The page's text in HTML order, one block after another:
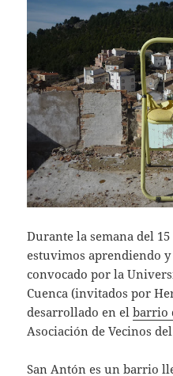
Durante la semana del
estuvimos aprendiendo
convocado por la
Cuenca (invitados por
desarrollado en elbarrio
Asociación de Vecinos
San Antón es un barrio